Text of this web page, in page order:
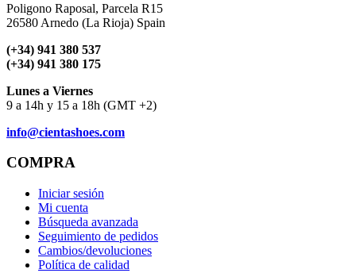
Poligono Raposal, Parcela R15
26580 Arnedo (La Rioja) Spain
(+34) 941 380 537
(+34) 941 380 175
Lunes a Viernes
9 a 14h y 15 a 18h (GMT +2)
info@cientashoes.com
COMPRA
Iniciar sesión
Mi cuenta
Búsqueda avanzada
Seguimiento de pedidos
Cambios/devoluciones
Política de calidad